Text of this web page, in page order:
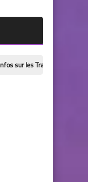
Transferts (Mise à Jour 8